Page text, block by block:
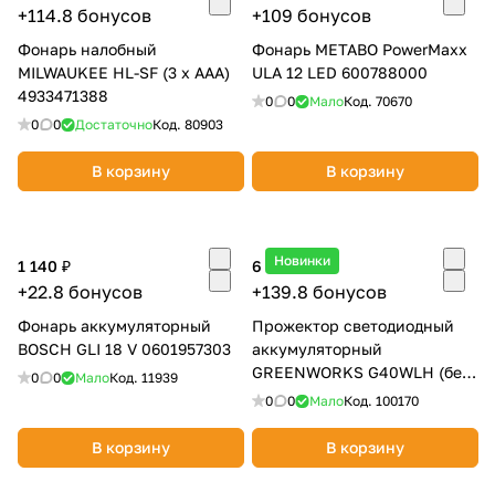
+114.8 бонусов
Фонарь налобный
MILWAUKEE HL-SF (3 х ААА)
4933471388
0 0 ДостаточноКод. 80903
В корзину
+109 бонусов
Фонарь METABO PowerMaxx
ULA 12 LED 600788000
0 0 МалоКод. 70670
В корзину
1 140 ₽
+22.8 бонусов
Фонарь аккумуляторный
BOSCH GLI 18 V 0601957303
0 0 МалоКод. 11939
В корзину
Новинки
6 990 ₽
+139.8 бонусов
Прожектор светодиодный
аккумуляторный
GREENWORKS G40WLH (без
АКБ и ЗУ) 3503907
0 0 МалоКод. 100170
В корзину
раз в 2 недели